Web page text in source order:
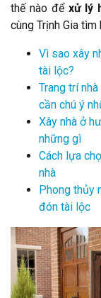
thế nào để xử lý
cùng Trịnh Gia
Vì sao xây
tài lộc?
Trang trí
cần chú ý
Xây nhà ở
những gì
Cách lựa
nhà
Phong thủy
đón tài lộc